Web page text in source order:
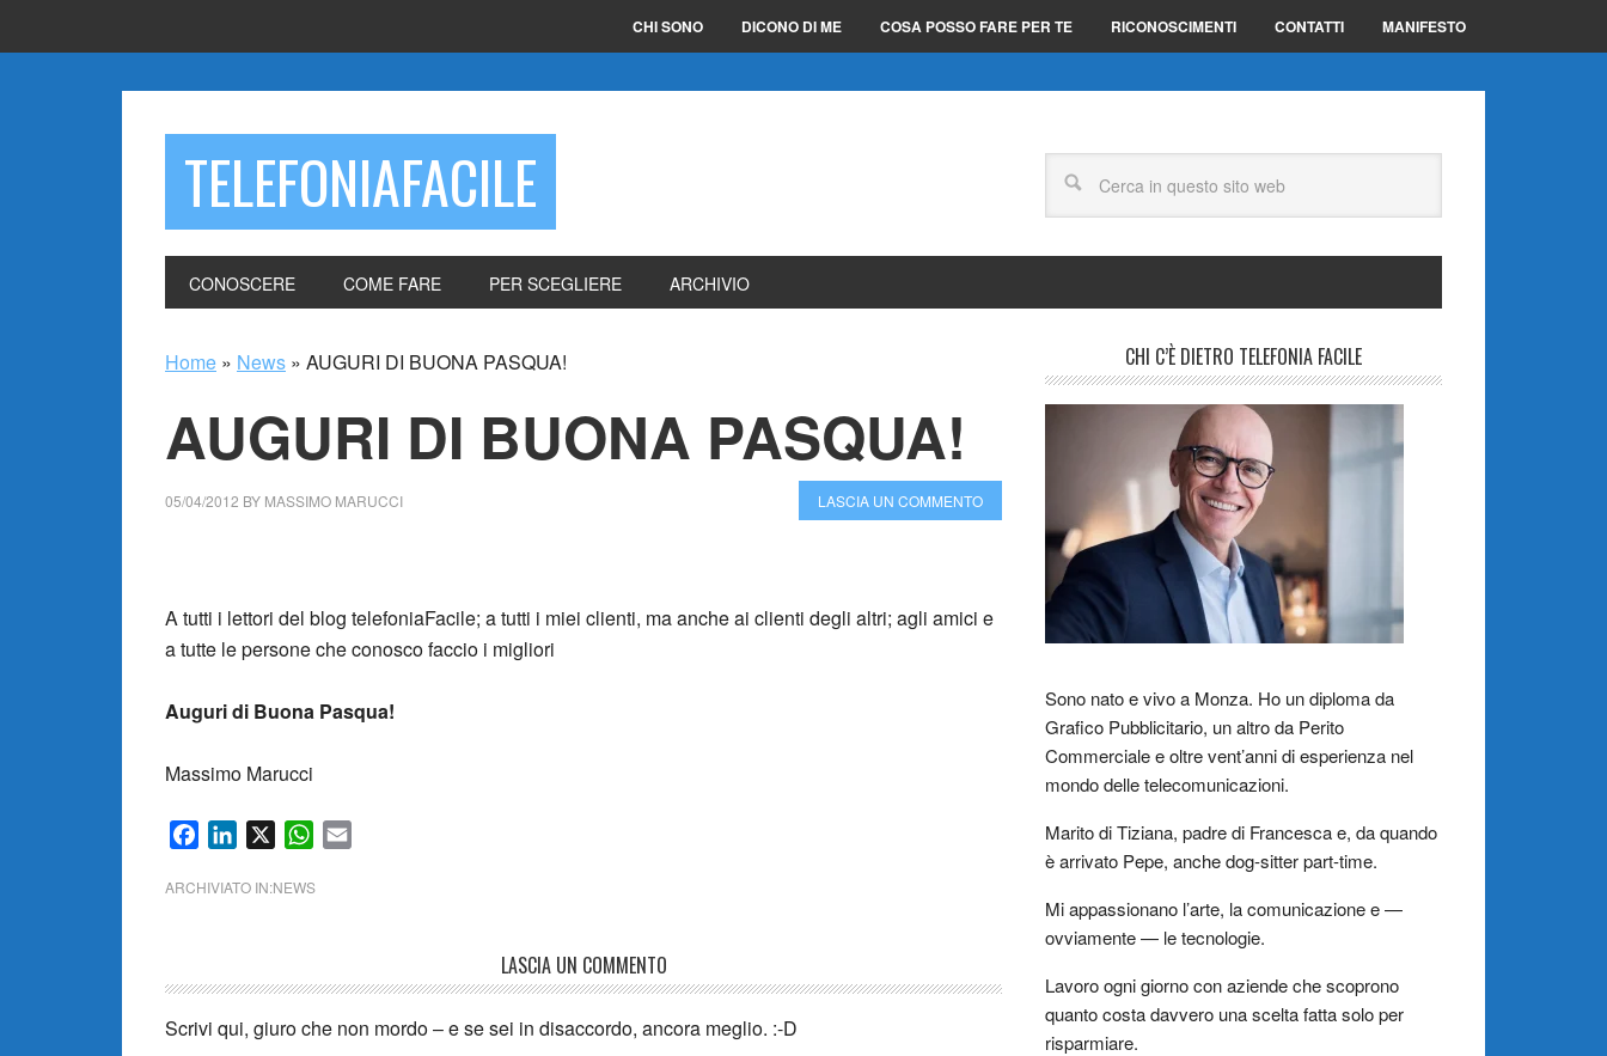
CHI SONO DICONO DI ME COSA POSSO FARE PER TE RICONOSCIMENTI CONTATTI MANIFESTO
TELEFONIAFACILE
CONOSCERE COME FARE PER SCEGLIERE ARCHIVIO
Home » News » AUGURI DI BUONA PASQUA!
AUGURI DI BUONA PASQUA!
05/04/2012 BY MASSIMO MARUCCI LASCIA UN COMMENTO
A tutti i lettori del blog telefoniaFacile; a tutti i miei clienti, ma anche ai clienti degli altri; agli amici e
a tutte le persone che conosco faccio i migliori
Auguri di Buona Pasqua!
Massimo Marucci
FacebookLinkedIn WhatsApp
ARCHIVIATO IN:NEWS
LASCIA UN COMMENTO
Scrivi qui, giuro che non mordo – e se sei in disaccordo, ancora meglio. :-D
CHI C’È DIETRO TELEFONIA FACILE
Sono nato e vivo a Monza. Ho un diploma da
Grafico Pubblicitario, un altro da Perito
Commerciale e oltre vent’anni di esperienza nel
mondo delle telecomunicazioni.
Marito di Tiziana, padre di Francesca e, da quando
è arrivato Pepe, anche dog-sitter part-time.
Mi appassionano l’arte, la comunicazione e —
ovviamente — le tecnologie.
Lavoro ogni giorno con aziende che scoprono
quanto costa davvero una scelta fatta solo per
risparmiare.